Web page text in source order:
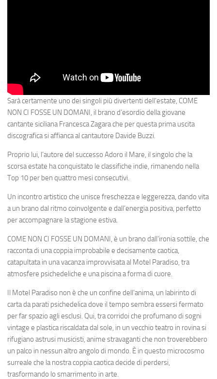
Sarà certamente uno dei singoli più divertenti dell’estate, COME
NON CI FOSSE UN DOMANI, il brano d’esordio della giovane
cantante siciliana Francesca Zagara che per questa prima uscita
discografica si affianca al cantautore Davide Buzzi.
Proprio lui, l’autore del successo Adoro il Mare, il singolo che la
scorsa estate ha conquistato le classifiche indie, rimanendo nella
Top 10 per ben quattro mesi consecutivi.
Un incontro artistico che unisce freschezza e leggerezza, dando vita
a un brano dal ritmo coinvolgente e dall’energia positiva, perfetto
per accompagnare la stagione estiva.
COME NON CI FOSSE UN DOMANI, è un brano dall’ironia sottile, che
racconta di una coppia improbabile e decisamente caotica,
catapultata in una vacanza improvvisata al Motel Paradiso, tra
atmosfere psichedeliche e una piscina a forma di cuore.
Il Motel Paradiso non è che un confine dell’anima, un labirinto di
carta da parati psichedelica dove il tempo sembra essersi fermato
per far spazio agli esclusi. Qui, tra corridoi che profumano di sogni
vintage e plastica riscaldata dal sole, in un vecchio teatro in rovina si
rifugiano astrusi musicisti, anime stravaganti che non troverebbero
un palco in nessun altro angolo di mondo. È in questo microcosmo
surreale che la nostra coppia caotica decide di perdersi,
trasformando lo smarrimento in arte.